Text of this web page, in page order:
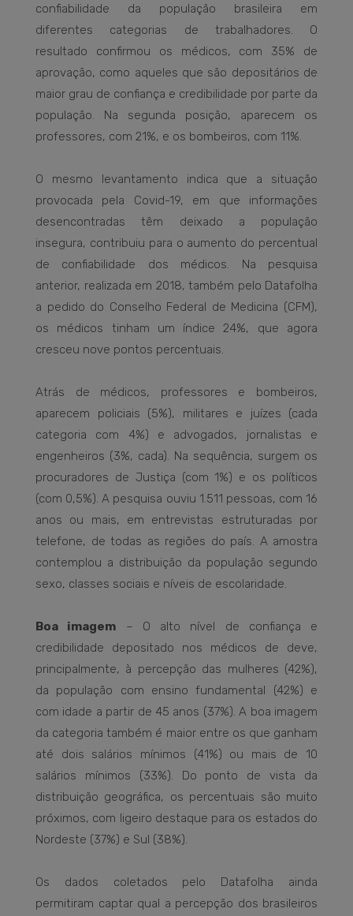
confiabilidade da população brasileira em
diferentes categorias de trabalhadores. O
resultado confirmou os médicos, com 35% de
aprovação, como aqueles que são depositários de
maior grau de confiança e credibilidade por parte da
população. Na segunda posição, aparecem os
professores, com 21%, e os bombeiros, com 11%.
O mesmo levantamento indica que a situação
provocada pela Covid-19, em que informações
desencontradas têm deixado a população
insegura, contribuiu para o aumento do percentual
de confiabilidade dos médicos. Na pesquisa
anterior, realizada em 2018, também pelo Datafolha
a pedido do Conselho Federal de Medicina (CFM),
os médicos tinham um índice 24%, que agora
cresceu nove pontos percentuais.
Atrás de médicos, professores e bombeiros,
aparecem policiais (5%), militares e juízes (cada
categoria com 4%) e advogados, jornalistas e
engenheiros (3%, cada). Na sequência, surgem os
procuradores de Justiça (com 1%) e os políticos
(com 0,5%). A pesquisa ouviu 1.511 pessoas, com 16
anos ou mais, em entrevistas estruturadas por
telefone, de todas as regiões do país. A amostra
contemplou a distribuição da população segundo
sexo, classes sociais e níveis de escolaridade.
Boa imagem – O alto nível de confiança e
credibilidade depositado nos médicos de deve,
principalmente, à percepção das mulheres (42%),
da população com ensino fundamental (42%) e
com idade a partir de 45 anos (37%). A boa imagem
da categoria também é maior entre os que ganham
até dois salários mínimos (41%) ou mais de 10
salários mínimos (33%). Do ponto de vista da
distribuição geográfica, os percentuais são muito
próximos, com ligeiro destaque para os estados do
Nordeste (37%) e Sul (38%).
Os dados coletados pelo Datafolha ainda
permitiram captar qual a percepção dos brasileiros